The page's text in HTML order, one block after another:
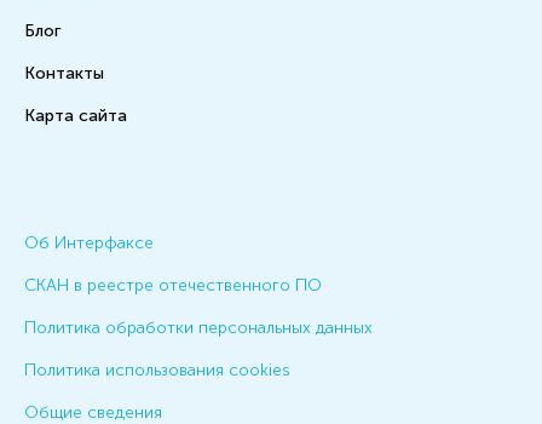
Блог
Контакты
Карта сайта
Об Интерфаксе
СКАН в реестре отечественного ПО
Политика обработки персональных данных
Политика использования cookies
Общие сведения